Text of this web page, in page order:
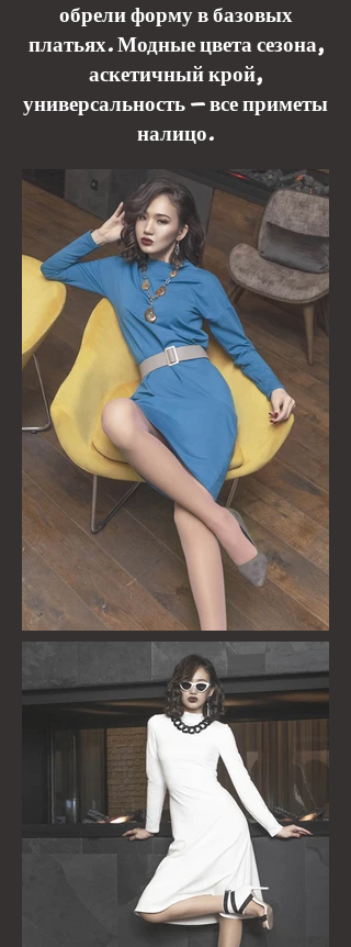
обрели форму в базовых
платьях. Модные цвета сезона,
аскетичный крой,
универсальность — все приметы
налицо.